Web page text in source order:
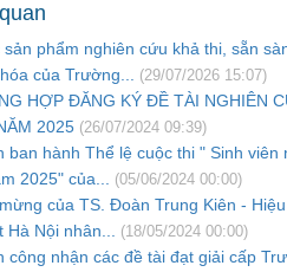
sản phẩm nghiên cứu khả thi, sẵn
của Trường...
(29/07/2026 15:07)
HỢP ĐĂNG KÝ ĐỀ TÀI NGHIÊN
2025 (26/07/2024 09:39)
ban hành Thể lệ cuộc thi " Sinh viên
2025" của...
(05/06/2024 00:00)
của TS. Đoàn Trung Kiên -
Nội nhân...
(18/05/2024 00:00)
công nhận các đề tài đạt giải cấp